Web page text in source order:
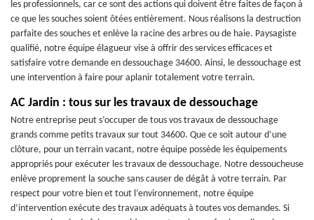
les professionnels, car ce sont des actions qui doivent être faites de façon à
ce que les souches soient ôtées entièrement. Nous réalisons la destruction
parfaite des souches et enlève la racine des arbres ou de haie. Paysagiste
qualifié, notre équipe élagueur vise à offrir des services efficaces et
satisfaire votre demande en dessouchage 34600. Ainsi, le dessouchage est
une intervention à faire pour aplanir totalement votre terrain.
AC Jardin : tous sur les travaux de dessouchage
Notre entreprise peut s’occuper de tous vos travaux de dessouchage
grands comme petits travaux sur tout 34600. Que ce soit autour d’une
clôture, pour un terrain vacant, notre équipe possède les équipements
appropriés pour exécuter les travaux de dessouchage. Notre dessoucheuse
enlève proprement la souche sans causer de dégât à votre terrain. Par
respect pour votre bien et tout l’environnement, notre équipe
d’intervention exécute des travaux adéquats à toutes vos demandes. Si